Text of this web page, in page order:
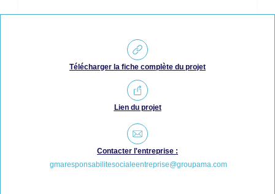
Télécharger la fiche complète du projet
Lien du projet
Contacter l'entreprise :
gmaresponsabilitesocialeentreprise@groupama.com